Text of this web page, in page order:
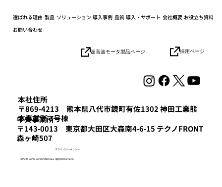
の社会実装を目指す「HICity 次世代ロボ
ティクスMeetup」参加レポート
本社住所
〒869-4213 熊本県八代市鏡町有佐1302 神田工業熊
本事業所 3号棟
​中央事業所
〒143-0013 東京都大田区大森南4-6-15 テクノFRONT
森ヶ崎507
選ばれる理由 製品 ソリューション 導入事例 品質 導入・サポート 会社概要 お役立ち資料
お問い合わせ
超音波モータ製品ページ 採用ページ
プライバシーポリシー
©Piezo Sonic Corporation ALL Rights Reserved.